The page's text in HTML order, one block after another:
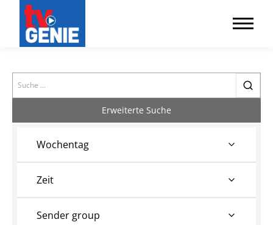
Search
Erweiterte Suche
Wochentag
Zeit
Sender group